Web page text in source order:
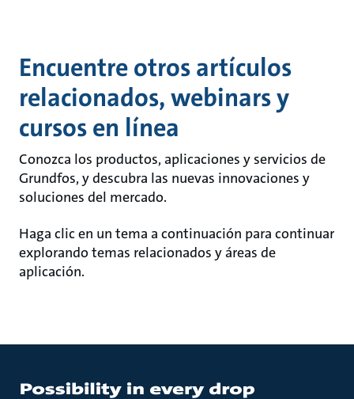
Encuentre otros artículos
relacionados, webinars y
cursos en línea
Conozca los productos, aplicaciones y servicios de
Grundfos, y descubra las nuevas innovaciones y
soluciones del mercado.
Haga clic en un tema a continuación para continuar
explorando temas relacionados y áreas de
aplicación.